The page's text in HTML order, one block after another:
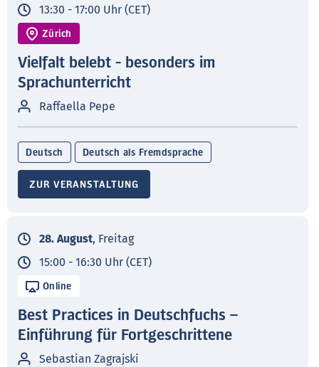
13:30 - 17:00 Uhr (CET)
Zürich
Vielfalt belebt - besonders im
Sprachunterricht
Raffaella Pepe
Deutsch Deutsch als Fremdsprache
ZUR VERANSTALTUNG
28. August, Freitag
15:00 - 16:30 Uhr (CET)
Online
Best Practices in Deutschfuchs –
Einführung für Fortgeschrittene
Sebastian Zagrajski